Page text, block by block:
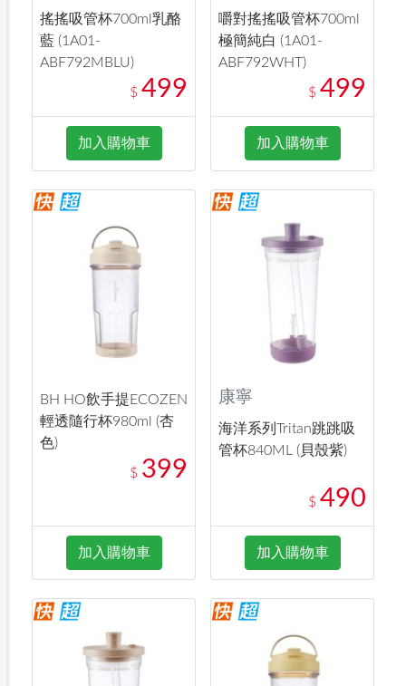
搖搖吸管杯700ml乳酪
藍 (1A01-
ABF792MBLU)
$ 499
加入購物車
嚼對搖搖吸管杯700ml
極簡純白 (1A01-
ABF792WHT)
$ 499
加入購物車
BH HO飲手提ECOZEN
輕透隨行杯980ml (杏
色)
$ 399
加入購物車
康寧
海洋系列Tritan跳跳吸
管杯840ML (貝殼紫)
$ 490
加入購物車